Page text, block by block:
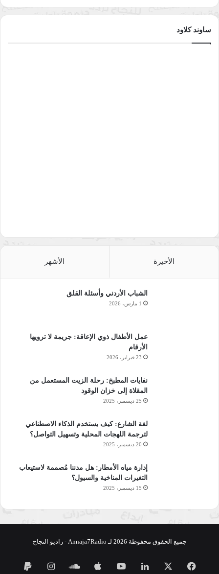
ساوند كلاود
الأخيرة الأشهر
الشباب الأردني وأسئلة القلق
1 مارس، 2026
عمل الأطفال ذوي الإعاقة: جريمة لا ترويها
الأرقام
23 فبراير، 2026
نفايات المطبخ: رحلة الزيت المستعمل من
المقلاة إلى خزان الوقود
25 ديسمبر، 2025
لغة الشارع: كيف يستخدم الذكاء الاصطناعي
لترجمة اللهجات المحلية وتسهيل التواصل؟
20 ديسمبر، 2025
إدارة مياه الأمطار: هل مدننا مُصممة لاستيعاب
التغيرات المناخية والسيول؟
15 ديسمبر، 2025
جميع الحقوق محفوظة 2026 لـ Annaja7Radio - راديو النجاح
فيسبوك لينكدإن‫YouTube ساوندانستقرام
‏Paypal